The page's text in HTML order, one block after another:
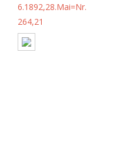
6.1892,28.Mai=Nr.
264,21